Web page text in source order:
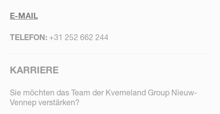
E-MAIL
TELEFON: +31 252 662 244
KARRIERE
Sie möchten das Team der Kverneland Group Nieuw-
Vennep verstärken?